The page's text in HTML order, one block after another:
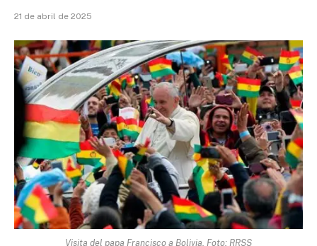
21 de abril de 2025
Visita del papa Francisco a Bolivia. Foto: RRSS